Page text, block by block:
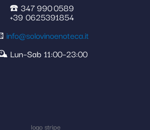
☎️ 347 990 0589
+39 0625391854
info@solovinoenoteca.it
Lun–Sab 11:00–23:00